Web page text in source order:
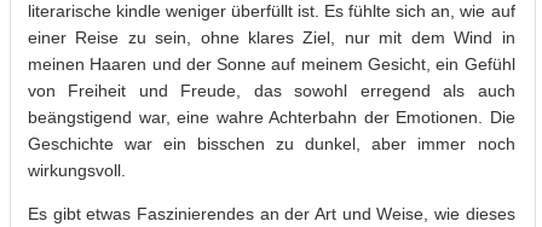
literarische kindle weniger überfüllt ist. Es fühlte sich an, wie auf
einer Reise zu sein, ohne klares Ziel, nur mit dem Wind in
meinen Haaren und der Sonne auf meinem Gesicht, ein Gefühl
von Freiheit und Freude, das sowohl erregend als auch
beängstigend war, eine wahre Achterbahn der Emotionen. Die
Geschichte war ein bisschen zu dunkel, aber immer noch
wirkungsvoll.
Es gibt etwas Faszinierendes an der Art und Weise, wie dieses